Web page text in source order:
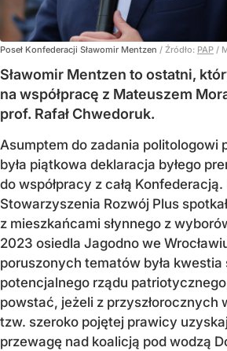
Poseł Konfederacji Sławomir Mentzen / Źródło: PAP /
Sławomir Mentzen to ostatni,
na współpracę z Mateuszem
prof. Rafał Chwedoruk.
Asumptem do zadania politologowi
była piątkowa deklaracja byłego
do współpracy z całą Konfederacją.
Stowarzyszenia Rozwój Plus
z mieszkańcami słynnego z
2023 osiedla Jagodno we
poruszonych tematów była kwestia
potencjalnego rządu
powstać, jeżeli z przyszłorocznych
tzw. szeroko pojętej prawicy
przewagę nad koalicją pod wodzą